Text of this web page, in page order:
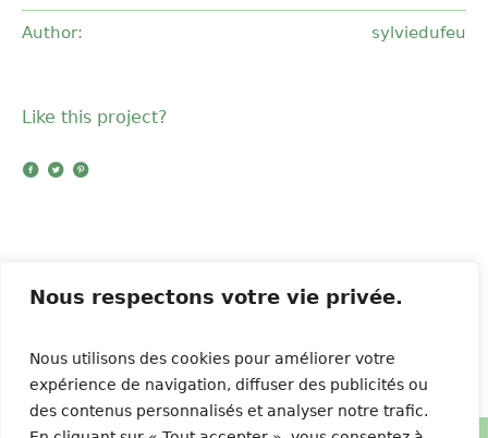
Nous respectons votre vie privée.
Nous utilisons des cookies pour améliorer votre
expérience de navigation, diffuser des publicités ou
des contenus personnalisés et analyser notre trafic.
Author: sylviedufeu
Like this project?